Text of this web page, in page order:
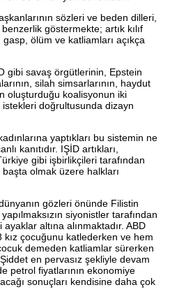
sözleri ve beden dilleri,
göstermekte; artık kılıf
ölüm ve katliamları açıkça
gibi savaş örgütlerinin, Epstein
silah simsarlarının, haydut
oluşturduğu koalisyonun iki
istekleri doğrultusunda dizayn
yaptıkları bu sistemin ne
kanıtıdır. IŞİD artıkları,
gibi işbirlikçileri tarafından
olmak üzere halkları
gözleri önünde Filistin
siyonistler tarafından
altına alınmaktadır. ABD
kız çocuğunu katlederken ve hem
demeden katliamlar sürerken
en pervasız şekliyle devam
petrol fiyatlarının ekonomiye
sonuçları kendisine daha çok